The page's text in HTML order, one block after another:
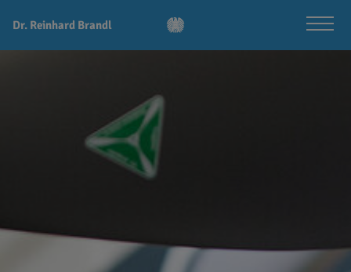
Dr. Reinhard Brandl